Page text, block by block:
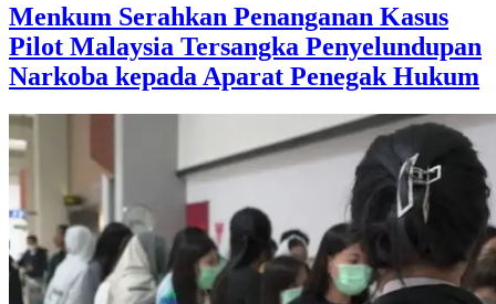
Menkum Serahkan Penanganan Kasus
Pilot Malaysia Tersangka Penyelundupan
Narkoba kepada Aparat Penegak Hukum